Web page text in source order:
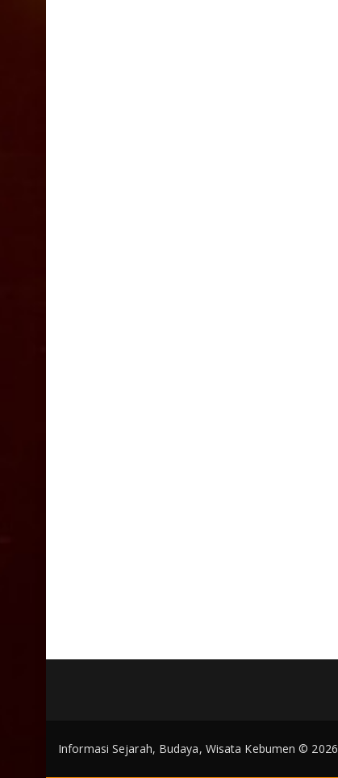
Informasi Sejarah, Budaya, Wisata Kebumen © 2026